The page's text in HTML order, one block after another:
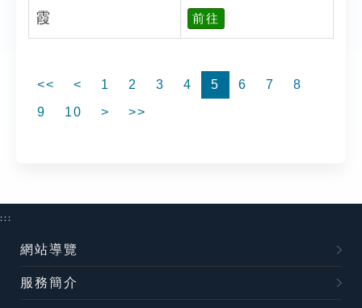
霞 前往
<< < 1 2 3 4 5 6 7
8
9
10 > >>
:::
網站導覽
服務簡介